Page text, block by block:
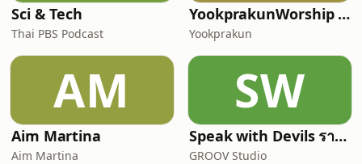
Sci & Tech
Thai PBS Podcast
YookprakunWorship นมัสการสรรเสริญพระเจ้ากับคริสตจักรย
Yookprakun
AM
Aim Martina
Aim Martina
SW
Speak with Devils รายการฟุตบอลที่คุยแต่เรื่องฟุตบอล
GROOV Studio